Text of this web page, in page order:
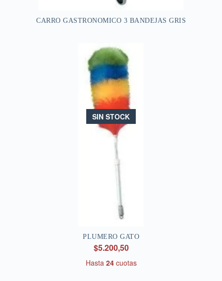
CARRO GASTRONOMICO 3 BANDEJAS GRIS
SIN STOCK
PLUMERO GATO
$5.200,50
Hasta 24cuotas